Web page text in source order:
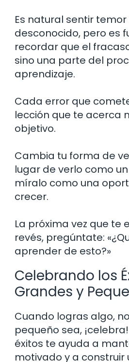
Es natural sentir
desconocido, pero es
recordar que el
sino una parte del
aprendizaje.
Cada error que
lección que te acerca
objetivo.
Cambia tu forma de
lugar de verlo como
míralo como una
crecer.
La próxima vez que te
revés, pregúntate:
aprender de esto?»
Celebrando los
Grandes y
Cuando logras algo,
pequeño sea,
éxitos te ayuda a
motivado y a construir